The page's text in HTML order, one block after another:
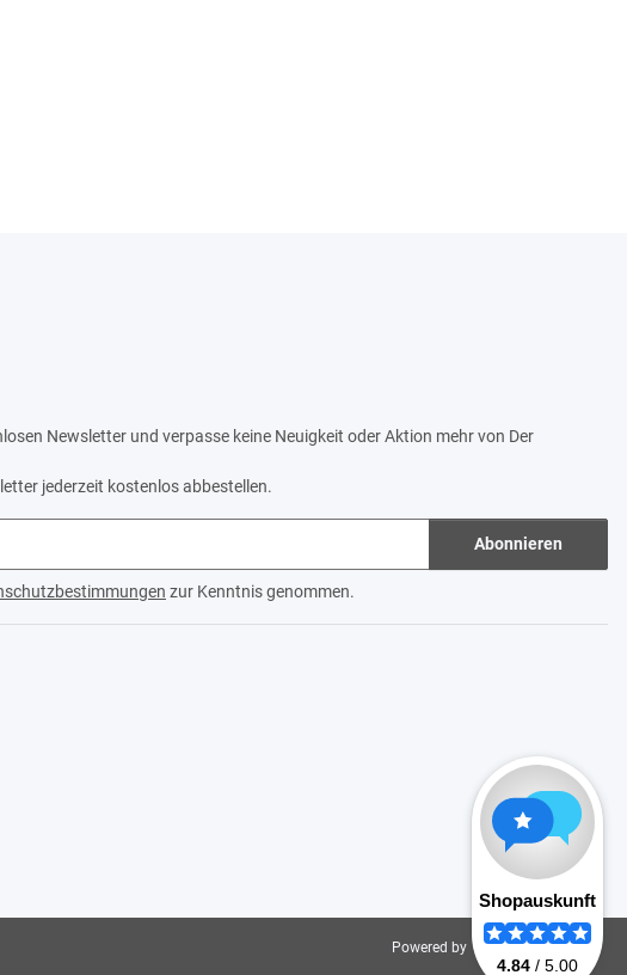
Newsletter und verpasse keine Neuigkeit oder Aktion mehr von Der
jederzeit kostenlos abbestellen.
Abonnieren
zur Kenntnis genommen.
Powered by JTL-Shop